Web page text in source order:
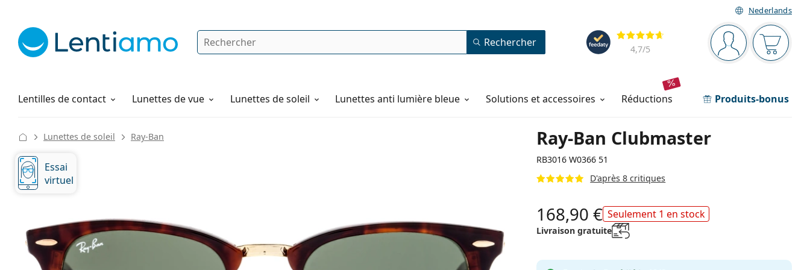
Nederlands
Barre de navigation
Vous êtesVotre
Évaluation
4,7/5
Rechercher Rechercher
Lentilles de contact
Solutions Lunettes de vue Lunettes de soleil Lunettes anti lumière bleue Solutions et accessoires réductions Produits-bonus
Comment commander
Ray-Ban Clubmaster
RB3016 W0366 51
D'après 8 critiques
Lunettes de soleil Ray-Ban
Essai
virtuel
168,90 € Seulement 1 en stock
Livraison gratuite